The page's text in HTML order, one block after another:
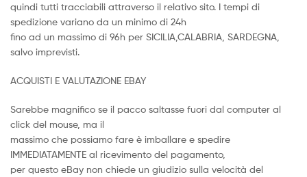
quindi tutti tracciabili attraverso il relativo sito. I tempi di
spedizione variano da un minimo di 24h
fino ad un massimo di 96h per SICILIA,CALABRIA, SARDEGNA,
salvo imprevisti.
ACQUISTI E VALUTAZIONE EBAY
Sarebbe magnifico se il pacco saltasse fuori dal computer al
click del mouse, ma il
massimo che possiamo fare è imballare e spedire
IMMEDIATAMENTE al ricevimento del pagamento,
per questo eBay non chiede un giudizio sulla velocità del